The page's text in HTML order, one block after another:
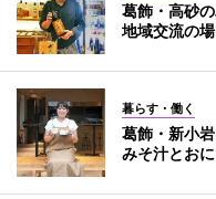
葛飾・高砂
地域交流の
暮らす・働く
葛飾・新小
みそ汁とお